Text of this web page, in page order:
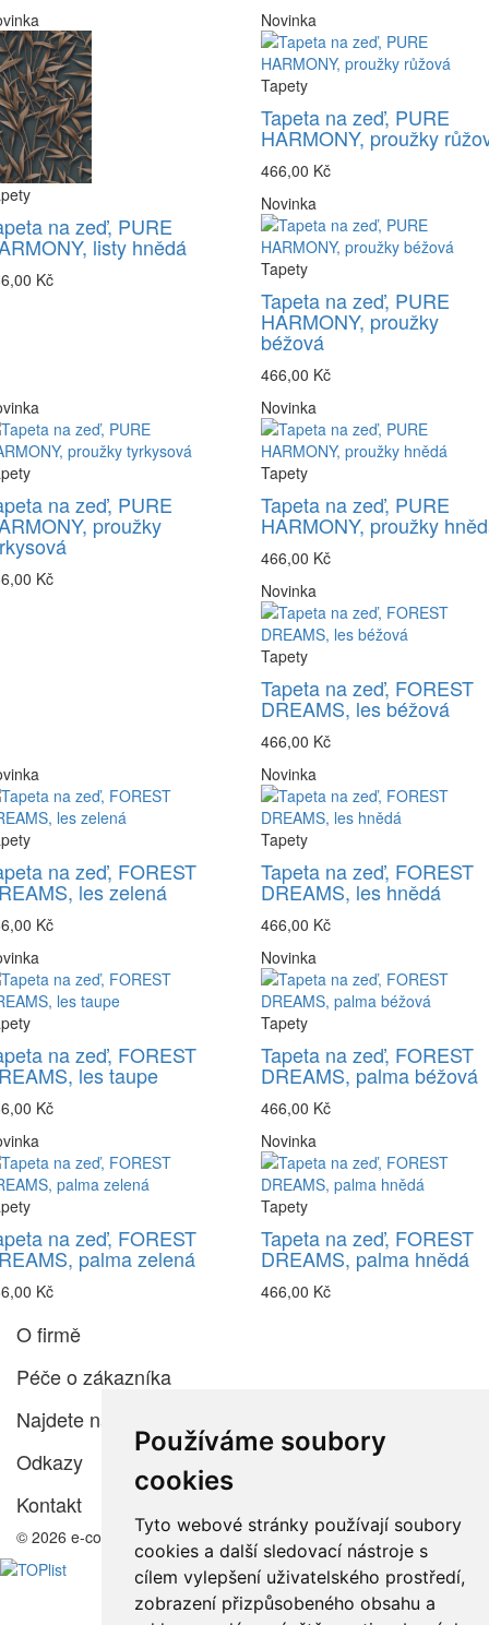
Používáme soubory
cookies
Tyto webové stránky používají soubory
cookies a další sledovací nástroje s
cílem vylepšení uživatelského prostředí,
zobrazení přizpůsobeného obsahu a
na zeď, PURE
listy hnědá
Kč
Novinka
Tapety
Tapeta na zeď, PURE
HARMONY, proužky
466,00 Kč
Novinka
Tapety
Tapeta na zeď, PURE
HARMONY, proužky
béžová
466,00 Kč
na zeď, PURE
proužky
Kč
Novinka
Tapety
Tapeta na zeď, PURE
HARMONY, proužky
466,00 Kč
Novinka
Tapety
Tapeta na zeď, FOREST
DREAMS, les béžová
466,00 Kč
na zeď, FOREST
les zelená
Kč
Novinka
Tapety
Tapeta na zeď, FOREST
DREAMS, les hnědá
466,00 Kč
na zeď, FOREST
les taupe
Kč
Novinka
Tapety
Tapeta na zeď, FOREST
DREAMS, palma béžová
466,00 Kč
na zeď, FOREST
palma zelená
Kč
Novinka
Tapety
Tapeta na zeď, FOREST
DREAMS, palma hnědá
466,00 Kč
O firmě
Péče o zákazníka
Najdete nás
Odkazy
Kontakt
© 2026 e-color.cz